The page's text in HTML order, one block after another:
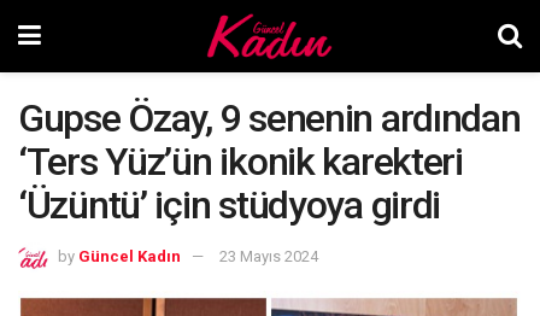
Gupse Özay, 9 senenin ardından
‘Ters Yüz’ün ikonik karekteri
‘Üzüntü’ için stüdyoya girdi
by Güncel Kadın 23 Mayıs 2024